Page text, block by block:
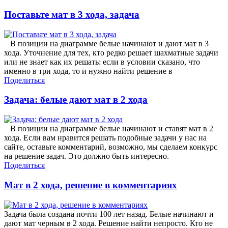
Поставьте мат в 3 хода, задача
В позиции на диаграмме белые начинают и дают мат в 3
хода. Уточнение для тех, кто редко решает шахматные задачи
или не знает как их решать: если в условии сказано, что
именно в три хода, то и нужно найти решение в
Поделиться
Задача: белые дают мат в 2 хода
В позиции на диаграмме белые начинают и ставят мат в 2
хода. Если вам нравится решать подобные задачи у нас на
сайте, оставьте комментарий, возможно, мы сделаем конкурс
на решение задач. Это должно быть интересно.
Поделиться
Мат в 2 хода, решение в комментариях
Задача была создана почти 100 лет назад. Белые начинают и
дают мат черным в 2 хода. Решение найти непросто. Кто не